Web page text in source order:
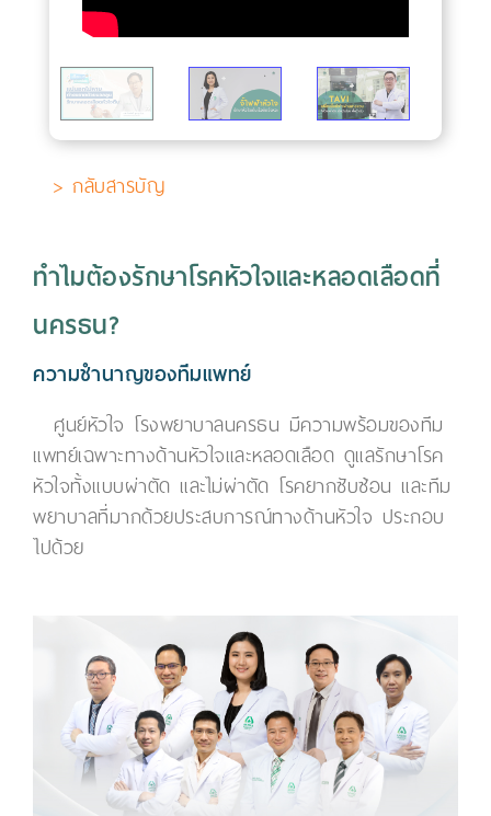
> กลับสารบัญ
ทำไมต้องรักษาโรคหัวใจและหลอดเลือดที่
นครธน?
ความชำนาญของทีมแพทย์
ศูนย์หัวใจ โรงพยาบาลนครธน มีความพร้อมของทีม
แพทย์เฉพาะทางด้านหัวใจและหลอดเลือด ดูแลรักษาโรค
หัวใจทั้งแบบผ่าตัด และไม่ผ่าตัด โรคยากซับซ้อน และทีม
พยาบาลที่มากด้วยประสบการณ์ทางด้านหัวใจ ประกอบ
ไปด้วย